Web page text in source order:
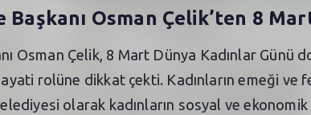
Osman Çelik’ten 8
Osman Çelik, 8 Mart Dünya Kadınlar Günü
rolüne dikkat çekti. Kadınların emeği
olarak kadınların sosyal ve